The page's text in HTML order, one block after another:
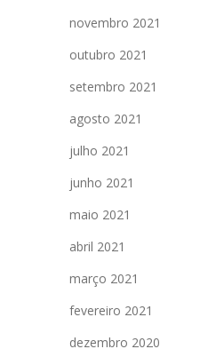
novembro 2021
outubro 2021
setembro 2021
agosto 2021
julho 2021
junho 2021
maio 2021
abril 2021
março 2021
fevereiro 2021
dezembro 2020